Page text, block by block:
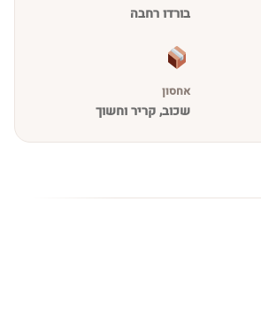
בורדו רחבה
אחסון
שכוב, קריר וחשוך